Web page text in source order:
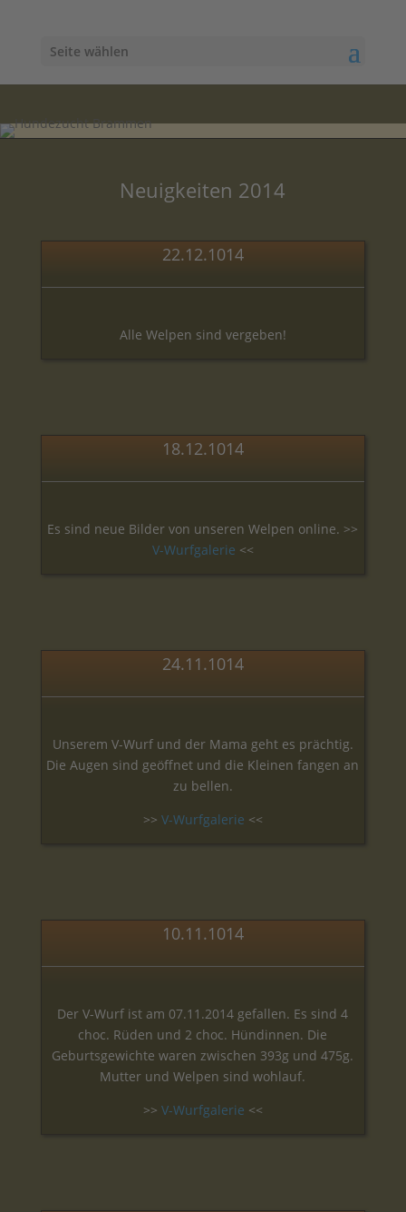
Seite wählen
Neuigkeiten 2014
22.12.1014
Alle Welpen sind vergeben!
18.12.1014
Es sind neue Bilder von unseren Welpen online. >>
V-Wurfgalerie <<
24.11.1014
Unserem V-Wurf und der Mama geht es prächtig.
Die Augen sind geöffnet und die Kleinen fangen an
zu bellen.
>> V-Wurfgalerie <<
10.11.1014
Der V-Wurf ist am 07.11.2014 gefallen. Es sind 4
choc. Rüden und 2 choc. Hündinnen. Die
Geburtsgewichte waren zwischen 393g und 475g.
Mutter und Welpen sind wohlauf.
>> V-Wurfgalerie <<